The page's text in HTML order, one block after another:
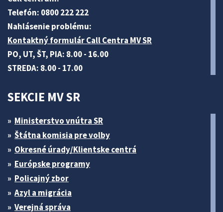
Telefón: 0800 222 222
Nahlásenie problému:
Kontaktný formulár Call Centra MV SR
PO, UT, ŠT, PIA: 8.00 - 16.00
STREDA: 8.00 - 17.00
SEKCIE MV SR
Ministerstvo vnútra SR
Štátna komisia pre volby
Okresné úrady/Klientske centrá
Európske programy
Policajný zbor
Azyl a migrácia
Verejná správa